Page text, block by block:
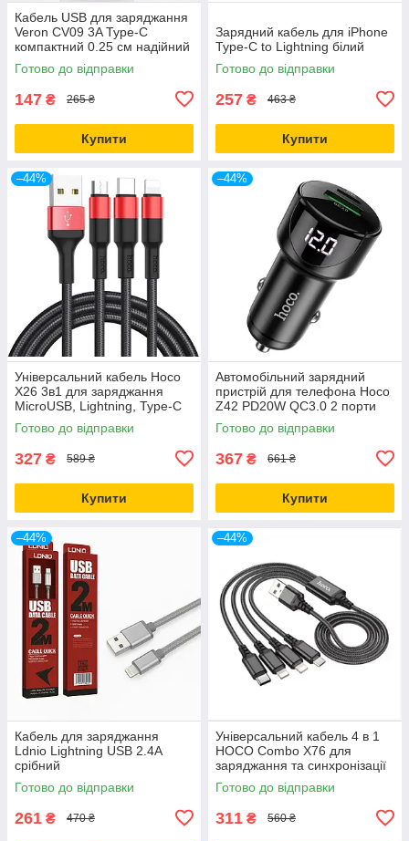
Кабель USB для заряджання
Veron CV09 3A Type-C
компактний 0.25 см надійний
плоский дріт чорний
Готово до відправки
147 ₴ 265 ₴
Купити
Зарядний кабель для iPhone
Type-C to Lightning білий
Готово до відправки
257 ₴ 463 ₴
Купити
–44%
Універсальний кабель Hoco
X26 3в1 для заряджання
MicroUSB, Lightning, Type-C
чорний
Готово до відправки
327 ₴ 589 ₴
Купити
–44%
Автомобільний зарядний
пристрій для телефона Hoco
Z42 PD20W QC3.0 2 порти
швидке заряджання чорний
Готово до відправки
367 ₴ 661 ₴
Купити
–44%
Кабель для заряджання
Ldnio Lightning USB 2.4A
срібний
Готово до відправки
261 ₴ 470 ₴
–44%
Універсальний кабель 4 в 1
HOCO Combo X76 для
заряджання та синхронізації
Lightning, Micro-USB, Type-C
1 м чорний
Готово до відправки
311 ₴ 560 ₴